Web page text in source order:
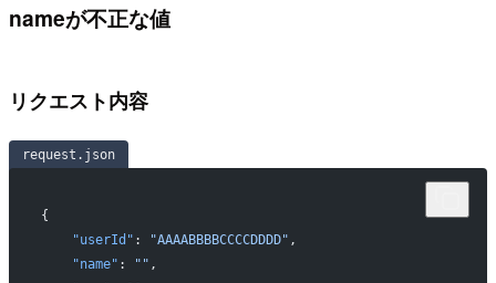
nameが不正な値
リクエスト内容
request.json
{
    "userId"
: "AAAABBBBCCCCDDDD" ,
    "name"
: "" ,